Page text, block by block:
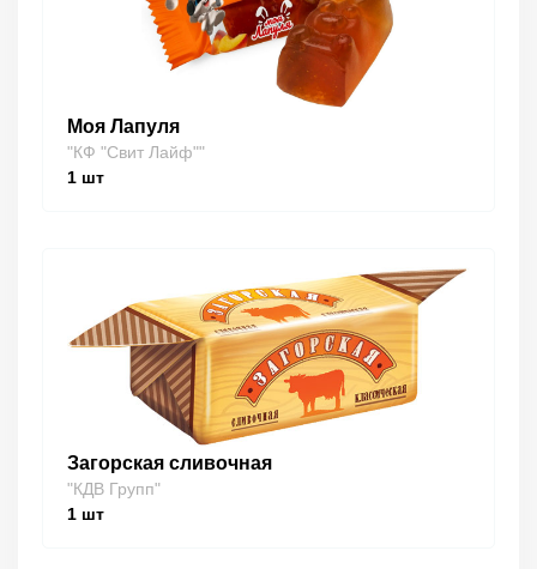
Моя Лапуля
"КФ "Свит Лайф""
1 шт
Загорская сливочная
"КДВ Групп"
1 шт